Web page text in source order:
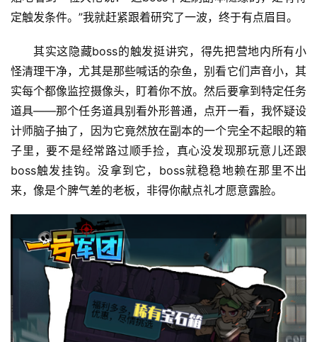
定触发条件。”我就赶紧跟着研究了一波，终于有点眉目。
其实这隐藏boss的触发挺讲究，得先把营地内所有小
怪清理干净，尤其是那些喊话的杂鱼，别看它们声音小，其
实每个都像监控摄像头，盯着你不放。然后要拿到特定任务
道具——那个任务道具别看外形普通，点开一看，我怀疑设
计师脑子抽了，因为它竟然放在副本的一个完全不起眼的箱
子里，要不是经常路过顺手捡，真心没发现那玩意儿还跟
boss触发挂钩。没拿到它，boss就稳稳地赖在那里不出
来，像是个脾气差的老板，非得你献点礼才愿意露脸。